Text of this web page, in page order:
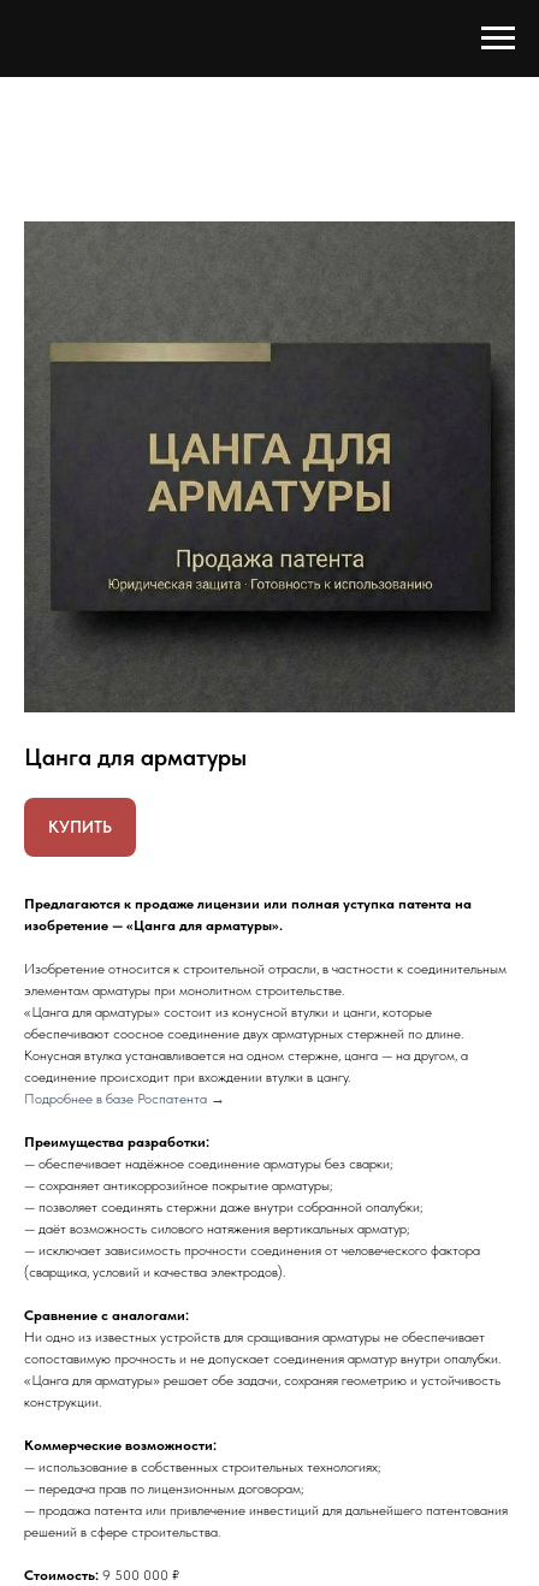
Цанга для арматуры
КУПИТЬ
Предлагаются к продаже лицензии или полная уступка патента на
изобретение — «Цанга для арматуры».
Изобретение относится к строительной отрасли, в частности к соединительным
элементам арматуры при монолитном строительстве.
«Цанга для арматуры» состоит из конусной втулки и цанги, которые
обеспечивают соосное соединение двух арматурных стержней по длине.
Конусная втулка устанавливается на одном стержне, цанга — на другом, а
соединение происходит при вхождении втулки в цангу.
Подробнее в базе Роспатента →
Преимущества разработки:
— обеспечивает надёжное соединение арматуры без сварки;
— сохраняет антикоррозийное покрытие арматуры;
— позволяет соединять стержни даже внутри собранной опалубки;
— даёт возможность силового натяжения вертикальных арматур;
— исключает зависимость прочности соединения от человеческого фактора
(сварщика, условий и качества электродов).
Сравнение с аналогами:
Ни одно из известных устройств для сращивания арматуры не обеспечивает
сопоставимую прочность и не допускает соединения арматур внутри опалубки.
«Цанга для арматуры» решает обе задачи, сохраняя геометрию и устойчивость
конструкции.
Коммерческие возможности:
— использование в собственных строительных технологиях;
— передача прав по лицензионным договорам;
— продажа патента или привлечение инвестиций для дальнейшего патентования
решений в сфере строительства.
Стоимость: 9 500 000 ₽